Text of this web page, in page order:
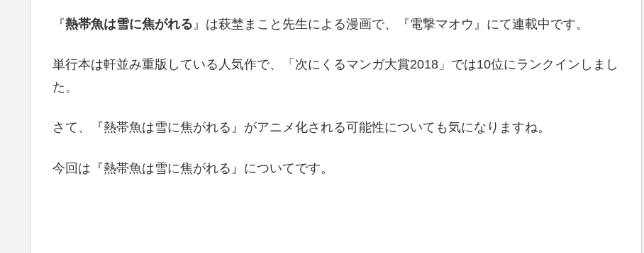
『熱帯魚は雪に焦がれる 』は萩埜まこと先生による漫画で、『電撃マオウ』にて連載中です。
単行本は軒並み重版している人気作で、「次にくるマンガ大賞2018」では10位にランクインしまし
た。
さて、『熱帯魚は雪に焦がれる』がアニメ化される可能性についても気になりますね。
今回は『熱帯魚は雪に焦がれる』についてです。